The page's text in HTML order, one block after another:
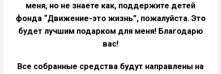
меня, но не знаете как, поддержите детей
фонда “Движение-это жизнь”, пожалуйста. Это
будет лучшим подарком для меня! Благодарю
вас!
Все собранные средства будут направлены на